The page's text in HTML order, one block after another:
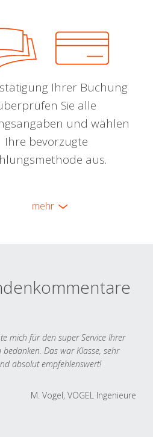
Ihrer Buchung
Sie alle
und wählen
Ihre bevorzugte
aus.
mehr
mich für den super Service Ihrer
Das war Klasse, sehr
absolut empfehlenswert!
M. Vogel, VOGEL Ingenieure